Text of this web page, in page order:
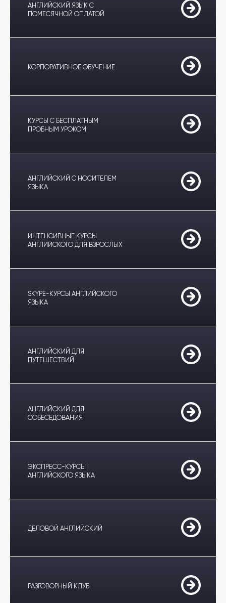
АНГЛИЙСКИЙ ЯЗЫК С
ПОМЕСЯЧНОЙ ОПЛАТОЙ
КОРПОРАТИВНОЕ ОБУЧЕНИЕ
КУРСЫ С БЕСПЛАТНЫМ
ПРОБНЫМ УРОКОМ
АНГЛИЙСКИЙ С НОСИТЕЛЕМ
ЯЗЫКА
ИНТЕНСИВНЫЕ КУРСЫ
АНГЛИЙСКОГО ДЛЯ ВЗРОСЛЫХ
SKYPE-КУРСЫ АНГЛИЙСКОГО
ЯЗЫКА
АНГЛИЙСКИЙ ДЛЯ
ПУТЕШЕСТВИЙ
АНГЛИЙСКИЙ ДЛЯ
СОБЕСЕДОВАНИЯ
ЭКСПРЕСС-КУРСЫ
АНГЛИЙСКОГО ЯЗЫКА
ДЕЛОВОЙ АНГЛИЙСКИЙ
РАЗГОВОРНЫЙ КЛУБ